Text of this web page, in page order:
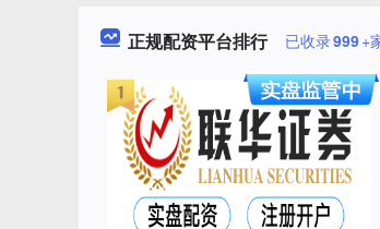
正规配资平台排行 已收录999+